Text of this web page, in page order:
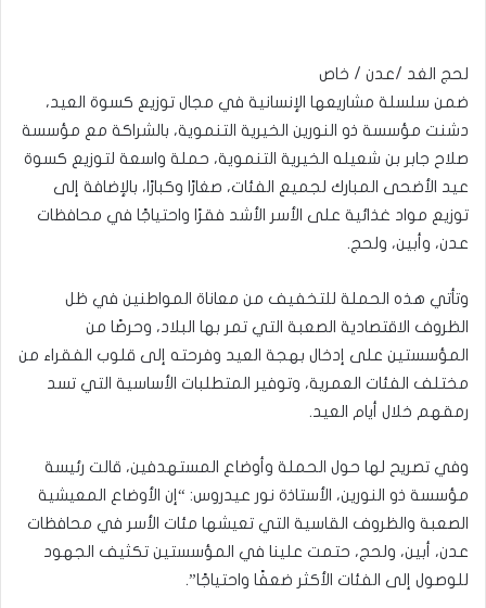
لحج الغد /عدن / خاص
ضمن سلسلة مشاريعها الإنسانية في مجال توزيع كسوة العيد،
دشنت مؤسسة ذو النورين الخيرية التنموية، بالشراكة مع مؤسسة
صلاح جابر بن شعيله الخيرية التنموية، حملة واسعة لتوزيع كسوة
عيد الأضحى المبارك لجميع الفئات، صغارًا وكبارًا، بالإضافة إلى
توزيع مواد غذائية على الأسر الأشد فقرًا واحتياجًا في محافظات
عدن، وأبين، ولحج.
وتأتي هذه الحملة للتخفيف من معاناة المواطنين في ظل
الظروف الاقتصادية الصعبة التي تمر بها البلاد، وحرصًا من
المؤسستين على إدخال بهجة العيد وفرحته إلى قلوب الفقراء من
مختلف الفئات العمرية، وتوفير المتطلبات الأساسية التي تسد
رمقهم خلال أيام العيد.
وفي تصريح لها حول الحملة وأوضاع المستهدفين، قالت رئيسة
مؤسسة ذو النورين، الأستاذة نور عيدروس: “إن الأوضاع المعيشية
الصعبة والظروف القاسية التي تعيشها مئات الأسر في محافظات
عدن، أبين، ولحج، حتمت علينا في المؤسستين تكثيف الجهود
للوصول إلى الفئات الأكثر ضعفًا واحتياجًا”.